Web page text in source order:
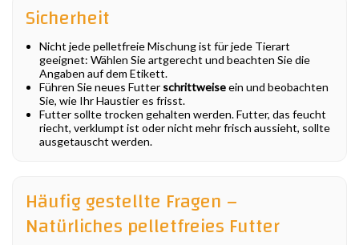
Sicherheit
Nicht jede pelletfreie Mischung ist für jede Tierart
geeignet: Wählen Sie artgerecht und beachten Sie die
Angaben auf dem Etikett.
Führen Sie neues Futter schrittweiseein und beobachten
Sie, wie Ihr Haustier es frisst.
Futter sollte trocken gehalten werden. Futter, das feucht
riecht, verklumpt ist oder nicht mehr frisch aussieht, sollte
ausgetauscht werden.
Häufig gestellte Fragen –
Natürliches pelletfreies Futter